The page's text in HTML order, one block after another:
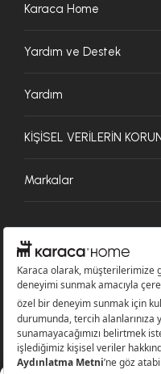
Karaca Home
Yardım ve Destek
Yardım
KİŞİSEL VERİLERİN
Markalar
© 2026 Karaca Home Collection
saklıdır.